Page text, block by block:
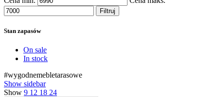
Filtruj
Stan zapasów
On sale
In stock
#wygodnemebletarasowe
Show sidebar
Show 9 12 18 24